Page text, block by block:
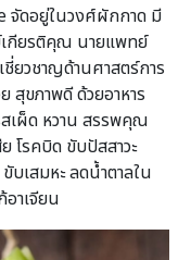
จัดอยู่ในวงศ์ผักกาด มี
เกียรติคุณ นายแพทย์
วชาญด้านศาสตร์การ
สุขภาพดี ด้วยอาหาร
สเผ็ด หวาน สรรพคุณ
โรคบิด ขับปัสสาวะ
บเสมหะ ลดน้ำตาลใน
อาเจียน